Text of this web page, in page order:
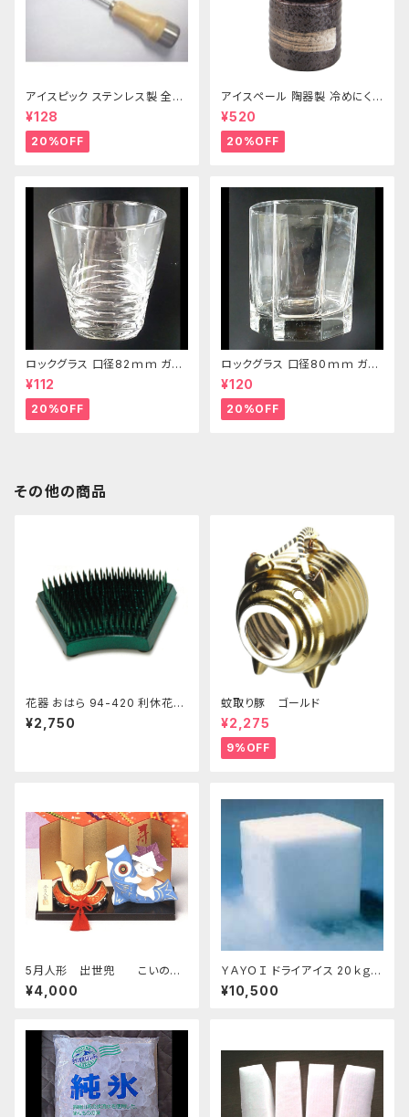
アイスピック ステンレス製 全長
215ｍｍ
¥128
20%OFF
アイスペール 陶器製 冷めにくい
二重構造 860ml
¥520
20%OFF
ロックグラス 口径82ｍｍ ガラ
ス製 250cc
¥112
20%OFF
ロックグラス 口径80ｍｍ ガラ
ス製 220cc
¥120
20%OFF
その他の商品
花器 おはら 94-420 利休花舞
剣山 S フラワーベース 水盤
¥2,750
蚊取り豚 ゴールド
¥2,275
9%OFF
5月人形 出世兜 こいのぼ
り付 四日市萬古焼
¥4,000
ＹＡＹＯＩ ドライアイス 20ｋｇ
おすすめ
¥10,500